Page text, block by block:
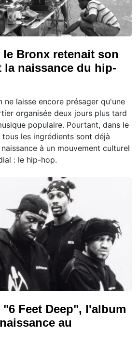
le Bronx retenait son
la naissance du hip-
ne laisse encore présager qu'une
organisée deux jours plus tard
populaire. Pourtant, dans le
tous les ingrédients sont déjà
à un mouvement culturel
: le hip-hop.
"6 Feet Deep", l'album
au